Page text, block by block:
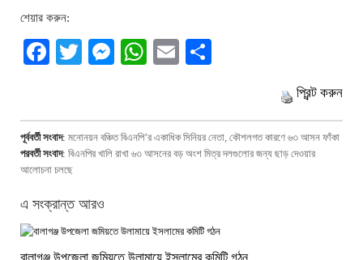
শেয়ার করুন:
Facebook
TwitterMessenger
WhatsApp
Email
প্রিন্ট করুন
পূর্ববর্তী সংবাদ: মনোনয়ন বঞ্চিত বিএনপি’র একাধিক সিনিয়র নেতা, কৌশলগত কারণে ৬৩ আসন ফাঁকা
পরবর্তী সংবাদ: বিএনপির খালি রাখা ৬৩ আসনের বড় অংশ মিত্র দলগুলোর জন্য ছাড় দেওয়ার
আলোচনা চলছে
এ সংক্রান্ত আরও